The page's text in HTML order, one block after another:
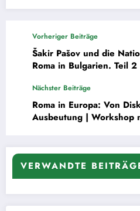
Vorheriger Beiträge
Šakir Pašov und die
Roma in Bulgarien. Teil 2
Nächster Beiträge
Roma in Europa: Von
Ausbeutung | Workshop
VERWANDTE